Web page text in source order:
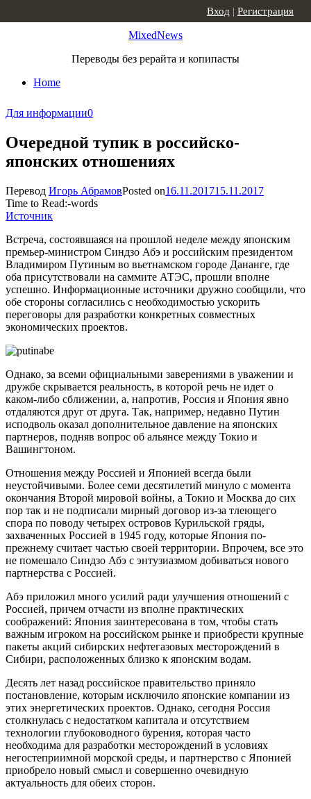
MixedNews
Переводы без рерайта и копипасты
Home
Вход | Регистрация
Для информации0
Очередной тупик в российско-
японских отношениях
Перевод Игорь АбрамовPosted on16.11.201715.11.2017
Time to Read:-words
Источник
Встреча, состоявшаяся на прошлой неделе между японским
премьер-министром Синдзо Абэ и российским президентом
Владимиром Путиным во вьетнамском городе Дананге, где
оба присутствовали на саммите АТЭС, прошли вполне
успешно. Информационные источники дружно сообщили, что
обе стороны согласились с необходимостью ускорить
переговоры для разработки конкретных совместных
экономических проектов.
Однако, за всеми официальными заверениями в уважении и
дружбе скрывается реальность, в которой речь не идет о
каком-либо сближении, а, напротив, Россия и Япония явно
отдаляются друг от друга. Так, например, недавно Путин
исподволь оказал дополнительное давление на японских
партнеров, подняв вопрос об альянсе между Токио и
Вашингтоном.
Отношения между Россией и Японией всегда были
неустойчивыми. Более семи десятилетий минуло с момента
окончания Второй мировой войны, а Токио и Москва до сих
пор так и не подписали мирный договор из-за тлеющего
спора по поводу четырех островов Курильской гряды,
захваченных Россией в 1945 году, которые Япония по-
прежнему считает частью своей территории. Впрочем, все это
не помешало Синдзо Абэ с энтузиазмом добиваться нового
партнерства с Россией.
Абэ приложил много усилий ради улучшения отношений с
Россией, причем отчасти из вполне практических
соображений: Япония заинтересована в том, чтобы стать
важным игроком на российском рынке и приобрести крупные
пакеты акций сибирских нефтегазовых месторождений в
Сибири, расположенных близко к японским водам.
Десять лет назад российское правительство приняло
постановление, которым исключило японские компании из
этих энергетических проектов. Однако, сегодня Россия
столкнулась с недостатком капитала и отсутствием
технологии глубоководного бурения, которая часто
необходима для разработки месторождений в условиях
негостеприимной морской среды, и партнерство с Японией
приобрело новый смысл и совершенно очевидную
актуальность для обеих сторон.